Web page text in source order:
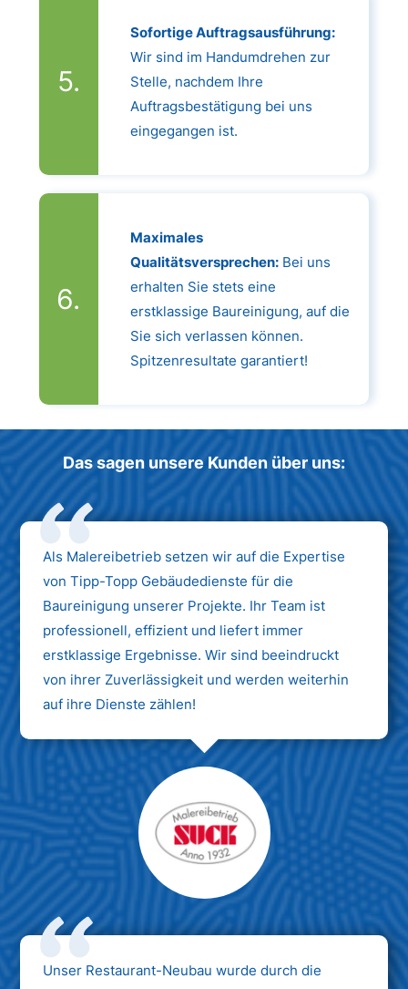
Sofortige Auftragsausführung:
Wir sind im Handumdrehen zur
Stelle, nachdem Ihre
Auftragsbestätigung bei uns
eingegangen ist.
Maximales
Qualitätsversprechen:Bei uns
erhalten Sie stets eine
erstklassige Baureinigung, auf die
Sie sich verlassen können.
Spitzenresultate garantiert!
Das sagen unsere Kunden über uns:
Als Malereibetrieb setzen wir auf die Expertise
von Tipp-Topp Gebäudedienste für die
Baureinigung unserer Projekte. Ihr Team ist
professionell, effizient und liefert immer
erstklassige Ergebnisse. Wir sind beeindruckt
von ihrer Zuverlässigkeit und werden weiterhin
auf ihre Dienste zählen!
Unser Restaurant-Neubau wurde durch die